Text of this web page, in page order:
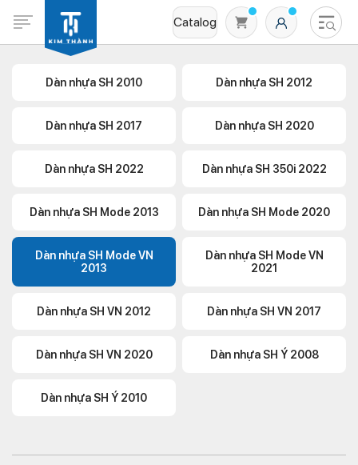
Catalog
Không có sản phẩm nào trong giỏ hàng
Dàn nhựa SH 2010 Dàn nhựa SH 2012
Dàn nhựa SH 2017 Dàn nhựa SH 2020
Dàn nhựa SH 2022 Dàn nhựa SH 350i 2022
Dàn nhựa SH Mode 2013 Dàn nhựa SH Mode 2020
Dàn nhựa SH Mode VN
2013
Dàn nhựa SH Mode VN
2021
Dàn nhựa SH VN 2012 Dàn nhựa SH VN 2017
Dàn nhựa SH VN 2020 Dàn nhựa SH Ý 2008
Dàn nhựa SH Ý 2010